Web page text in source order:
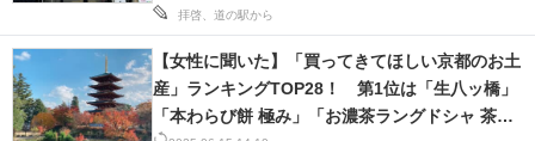
拝啓、道の駅から
【女性に聞いた】「買ってきてほしい京都のお土
産」ランキングTOP28！ 第1位は「生八ッ橋」
「本わらび餅 極み」「お濃茶ラングドシャ 茶の